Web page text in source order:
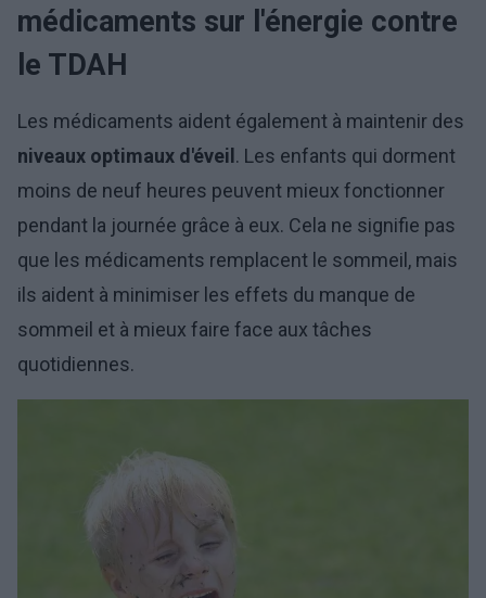
médicaments sur l'énergie contre
le TDAH
Les médicaments aident également à maintenir des
niveaux optimaux d'éveil. Les enfants qui dorment
moins de neuf heures peuvent mieux fonctionner
pendant la journée grâce à eux. Cela ne signifie pas
que les médicaments remplacent le sommeil, mais
ils aident à minimiser les effets du manque de
sommeil et à mieux faire face aux tâches
quotidiennes.